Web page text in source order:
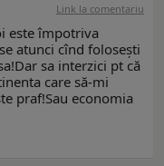
Link la comentariu
este împotriva
atunci cînd folosești
sa interzici pt că
care să-mi
praf!Sau economia